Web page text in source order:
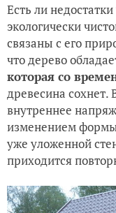
Есть ли
экологически
связаны с его
что дерево
которая со
древесина сохнет.
внутреннее
изменением
уже уложенной
приходится